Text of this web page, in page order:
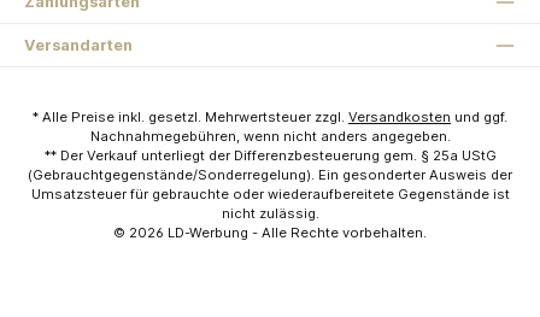
Versandarten
* Alle Preise inkl. gesetzl. Mehrwertsteuer zzgl. Versandkosten und ggf.
Nachnahmegebühren, wenn nicht anders angegeben.
** Der Verkauf unterliegt der Differenzbesteuerung gem. § 25a UStG
(Gebrauchtgegenstände/Sonderregelung). Ein gesonderter Ausweis der
Umsatzsteuer für gebrauchte oder wiederaufbereitete Gegenstände ist
nicht zulässig.
© 2026 LD-Werbung - Alle Rechte vorbehalten.